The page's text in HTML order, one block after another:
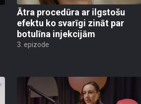
Ātra procedūra ar ilgstošu
efektu ko svarīgi zināt par
botulīna injekcijām
3. epizode